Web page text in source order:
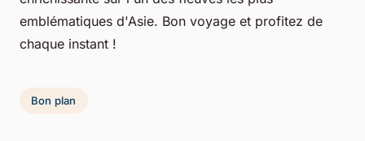
emblématiques d'Asie. Bon voyage et profitez de
chaque instant !
Bon plan